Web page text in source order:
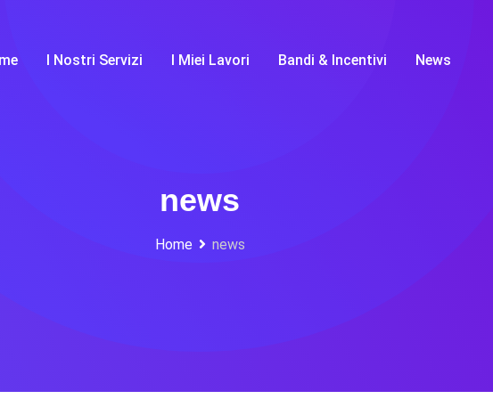
I Nostri Servizi I Miei Lavori Bandi & Incentivi News
news
Home news